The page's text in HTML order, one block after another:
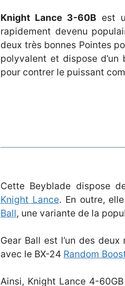
Knight Lance 3-60B est
rapidement devenu
deux très bonnes Pointes
polyvalent et dispose
pour contrer le puissant
Cette Beyblade dispose
Knight Lance. En outre,
Ball, une variante de la
Gear Ball est l’un des
avec le BX-24 Random
Ainsi, Knight Lance 4-